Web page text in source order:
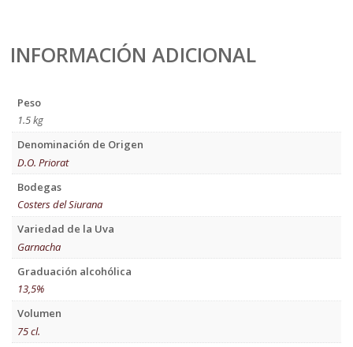
INFORMACIÓN ADICIONAL
Peso
1.5 kg
Denominación de Origen
D.O. Priorat
Bodegas
Costers del Siurana
Variedad de la Uva
Garnacha
Graduación alcohólica
13,5%
Volumen
75 cl.